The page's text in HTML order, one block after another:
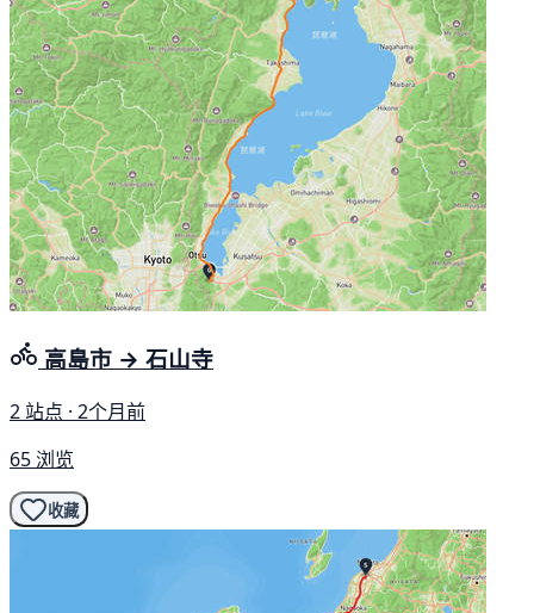
高島市 → 石山寺
2 站点 · 2个月前
65 浏览
收藏